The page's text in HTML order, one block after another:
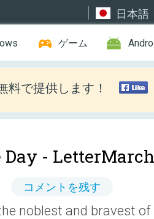
日本語
ゲーム
料で提供します！
- LetterMarch
コメントを残す
noblest and bravest of